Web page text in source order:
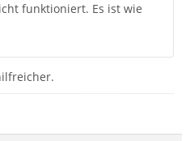
funktioniert. Es ist wie